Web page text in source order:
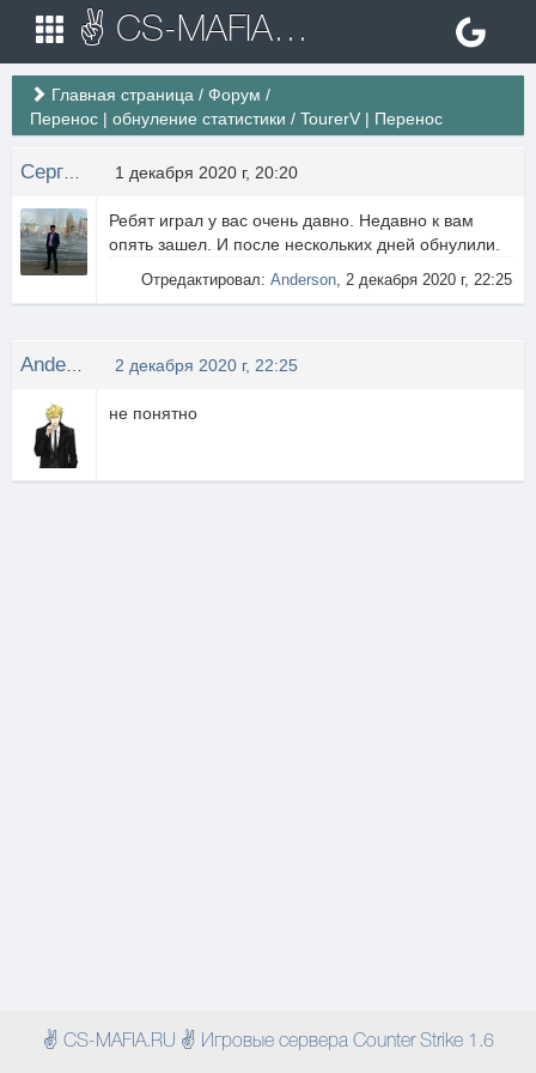
✌ CS-MAFIA.RU ✌ Игровые сервера Counter Strike 1.6
Главная страница / Форум /
Перенос | обнуление статистики / TourerV | Перенос
1 декабря 2020 г, 20:20
Ребят играл у вас очень давно. Недавно к вам
опять зашел. И после нескольких дней обнулили.
Отредактировал: Anderson, 2 декабря 2020 г, 22:25
2 декабря 2020 г, 22:25
не понятно
✌ CS-MAFIA.RU ✌ Игровые сервера Counter Strike 1.6